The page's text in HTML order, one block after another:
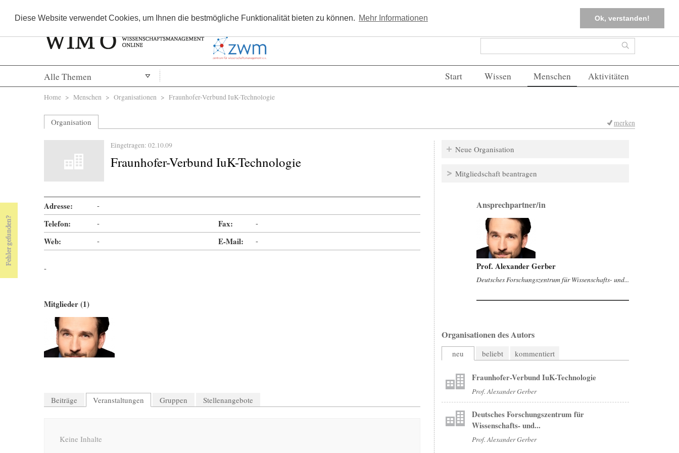
Diese Website verwendet Cookies, um Ihnen die bestmögliche Funktionalität bieten zu können. Mehr Informationen Ok, verstanden!
Kostenlos registrieren FAQs Einloggen
Suchformular Suche
Alle Themen Start Wissen Menschen Aktivitäten
Sie sind hier
Home > Menschen > Organisationen > Fraunhofer-Verbund IuK-Technologie
Organisation merken
Eingetragen: 02.10.09
Fraunhofer-Verbund IuK-Technologie
Adresse: -
Telefon: - Fax: -
Web: - E-Mail: -
-
Mitglieder (1)
Beiträge Veranstaltungen Gruppen Stellenangebote
Keine Inhalte
Neue Organisation
Mitgliedschaft beantragen
Ansprechpartner/in
Prof. Alexander Gerber
Deutsches Forschungszentrum für Wissenschafts- und...
Organisationen des Autors
neu beliebt kommentiert
Fraunhofer-Verbund IuK-Technologie
Prof. Alexander Gerber
Deutsches Forschungszentrum für
Wissenschafts- und...
Prof. Alexander Gerber